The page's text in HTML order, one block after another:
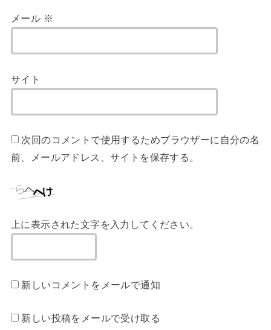
メール ※
サイト
次回のコメントで使用するためブラウザーに自分の名
前、メールアドレス、サイトを保存する。
上に表示された文字を入力してください。
新しいコメントをメールで通知
新しい投稿をメールで受け取る